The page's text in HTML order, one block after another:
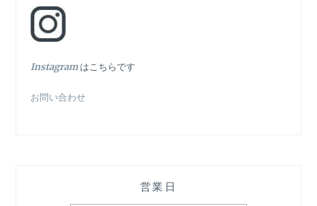
Instagramはこちらです
お問い合わせ
営業日